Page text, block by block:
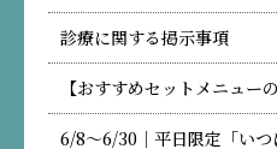
診療に関する掲示事項
【おすすめセットメニュー
6/8〜6/30｜平日限定「い